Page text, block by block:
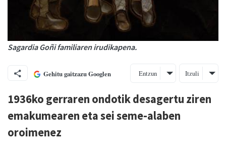
Sagardia Goñi familiaren irudikapena.
Gehitu gaitzazu Googlen Entzun Itzuli
1936ko gerraren ondotik desagertu ziren
emakumearen eta sei seme-alaben
oroimenez